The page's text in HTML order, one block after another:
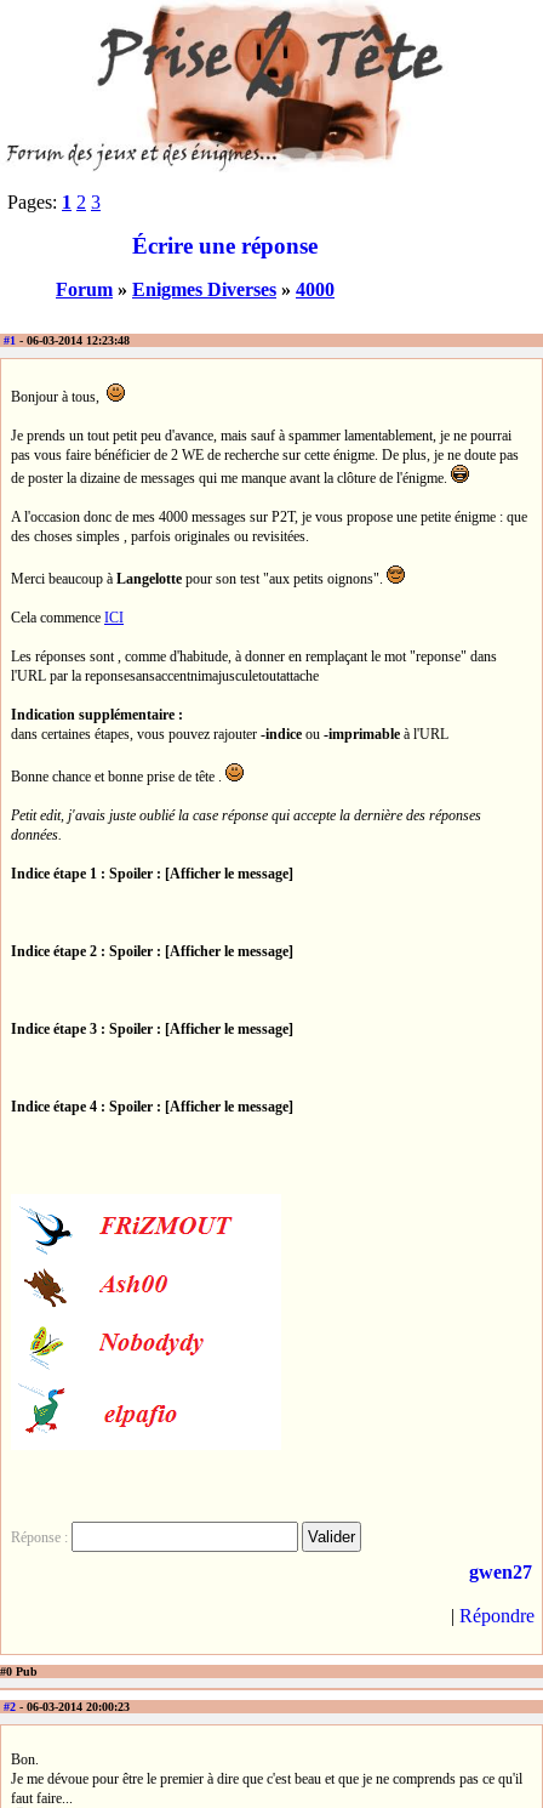
Pages: 1 2 3
Écrire une réponse
Forum » Enigmes Diverses » 4000
#1 - 06-03-2014 12:23:48
Bonjour à tous,
Je prends un tout petit peu d'avance, mais sauf à spammer lamentablement, je ne pourrai
pas vous faire bénéficier de 2 WE de recherche sur cette énigme. De plus, je ne doute pas
de poster la dizaine de messages qui me manque avant la clôture de l'énigme.
A l'occasion donc de mes 4000 messages sur P2T, je vous propose une petite énigme : que
des choses simples , parfois originales ou revisitées.
Merci beaucoup à Langelotte pour son test "aux petits oignons".
Cela commence ICI
Les réponses sont , comme d'habitude, à donner en remplaçant le mot "reponse" dans
l'URL par la reponsesansaccentnimajusculetoutattache
Indication supplémentaire :
dans certaines étapes, vous pouvez rajouter -indice ou -imprimable à l'URL
Bonne chance et bonne prise de tête .
Petit edit, j'avais juste oublié la case réponse qui accepte la dernière des réponses
données.
Indice étape 1 : Spoiler : [Afficher le message]
Indice étape 2 : Spoiler : [Afficher le message]
Indice étape 3 : Spoiler : [Afficher le message]
Indice étape 4 : Spoiler : [Afficher le message]
Réponse :
gwen27
| Répondre
#0 Pub
#2 - 06-03-2014 20:00:23
Bon.
Je me dévoue pour être le premier à dire que c'est beau et que je ne comprends pas ce qu'il
faut faire...